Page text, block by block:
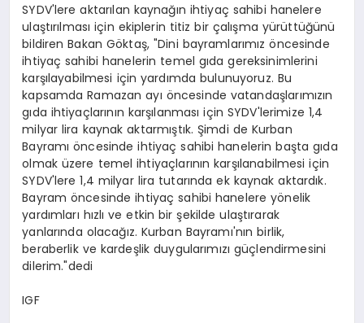
SYDV'lere aktarılan kaynağın ihtiyaç sahibi hanelere
ulaştırılması için ekiplerin titiz bir çalışma yürüttüğünü
bildiren Bakan Göktaş, "Dini bayramlarımız öncesinde
ihtiyaç sahibi hanelerin temel gıda gereksinimlerini
karşılayabilmesi için yardımda bulunuyoruz. Bu
kapsamda Ramazan ayı öncesinde vatandaşlarımızın
gıda ihtiyaçlarının karşılanması için SYDV'lerimize 1,4
milyar lira kaynak aktarmıştık. Şimdi de Kurban
Bayramı öncesinde ihtiyaç sahibi hanelerin başta gıda
olmak üzere temel ihtiyaçlarının karşılanabilmesi için
SYDV'lere 1,4 milyar lira tutarında ek kaynak aktardık.
Bayram öncesinde ihtiyaç sahibi hanelere yönelik
yardımları hızlı ve etkin bir şekilde ulaştırarak
yanlarında olacağız. Kurban Bayramı'nın birlik,
beraberlik ve kardeşlik duygularımızı güçlendirmesini
dilerim."dedi
IGF